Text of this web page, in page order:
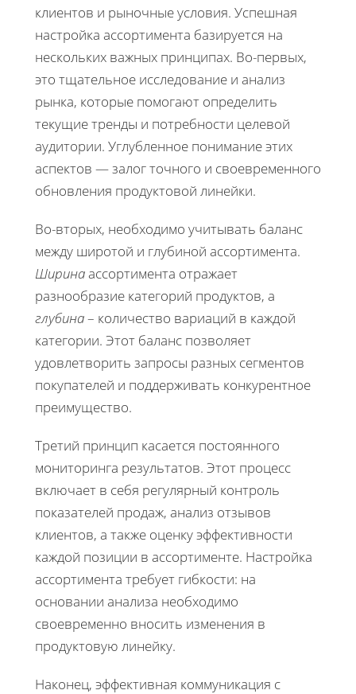
клиентов и рыночные условия. Успешная
настройка ассортимента базируется на
нескольких важных принципах. Во-первых,
это тщательное исследование и анализ
рынка, которые помогают определить
текущие тренды и потребности целевой
аудитории. Углубленное понимание этих
аспектов — залог точного и своевременного
обновления продуктовой линейки.
Во-вторых, необходимо учитывать баланс
между широтой и глубиной ассортимента.
Ширинаассортимента отражает
разнообразие категорий продуктов, а
глубина– количество вариаций в каждой
категории. Этот баланс позволяет
удовлетворить запросы разных сегментов
покупателей и поддерживать конкурентное
преимущество.
Третий принцип касается постоянного
мониторинга результатов. Этот процесс
включает в себя регулярный контроль
показателей продаж, анализ отзывов
клиентов, а также оценку эффективности
каждой позиции в ассортименте. Настройка
ассортимента требует гибкости: на
основании анализа необходимо
своевременно вносить изменения в
продуктовую линейку.
Наконец, эффективная коммуникация с